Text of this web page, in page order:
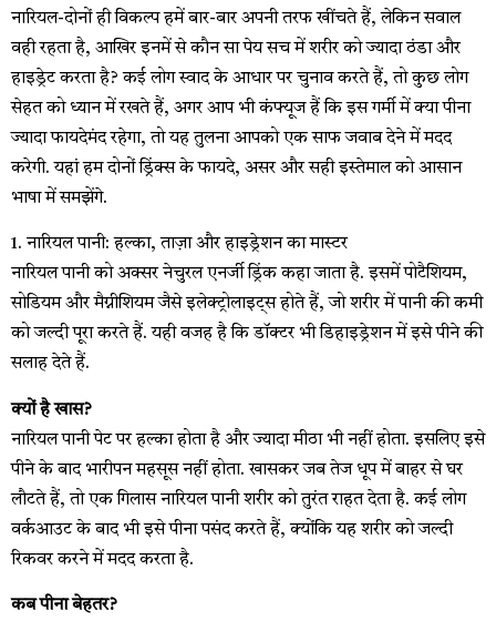
नारियल-दोनों ही विकल्प हमें बार-बार अपनी तरफ खींचते हैं, लेकिन सवाल
वही रहता है, आखिर इनमें से कौन सा पेय सच में शरीर को ज्यादा ठंडा और
हाइड्रेट करता है? कई लोग स्वाद के आधार पर चुनाव करते हैं, तो कुछ लोग
सेहत को ध्यान में रखते हैं, अगर आप भी कंफ्यूज हैं कि इस गर्मी में क्या पीना
ज्यादा फायदेमंद रहेगा, तो यह तुलना आपको एक साफ जवाब देने में मदद
करेगी. यहां हम दोनों ड्रिंक्स के फायदे, असर और सही इस्तेमाल को आसान
भाषा में समझेंगे.
1. नारियल पानी: हल्का, ताज़ा और हाइड्रेशन का मास्टर
नारियल पानी को अक्सर नेचुरल एनर्जी ड्रिंक कहा जाता है. इसमें पोटैशियम,
सोडियम और मैग्नीशियम जैसे इलेक्ट्रोलाइट्स होते हैं, जो शरीर में पानी की कमी
को जल्दी पूरा करते हैं. यही वजह है कि डॉक्टर भी डिहाइड्रेशन में इसे पीने की
सलाह देते हैं.
क्यों है खास?
नारियल पानी पेट पर हल्का होता है और ज्यादा मीठा भी नहीं होता. इसलिए इसे
पीने के बाद भारीपन महसूस नहीं होता. खासकर जब तेज धूप में बाहर से घर
लौटते हैं, तो एक गिलास नारियल पानी शरीर को तुरंत राहत देता है. कई लोग
वर्कआउट के बाद भी इसे पीना पसंद करते हैं, क्योंकि यह शरीर को जल्दी
रिकवर करने में मदद करता है.
कब पीना बेहतर?